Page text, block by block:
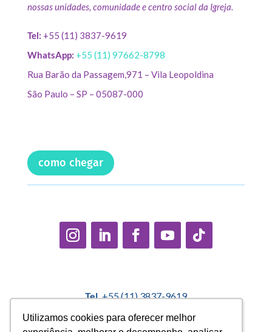
Utilizamos cookies para oferecer melhor
Utilizamos cookies para oferecer melhor
nossas unidades, comunidade e centro social da Igreja.
Tel: +55 (11) 3837-9619
WhatsApp: +55 (11) 97662-8798
Rua Barão da Passagem,971 – Vila Leopoldina
São Paulo – SP – 05087-000
como chegar
Tel.+55 (11) 3837-9619